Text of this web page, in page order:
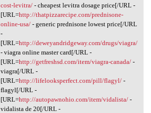
cost-levitra/- cheapest levitra dosage price[/URL -
[URL=http://thatpizzarecipe.com/prednisone-
online-usa/- generic prednisone lowest price[/URL
-
[URL=http://deweyandridgeway.com/drugs/viagra/
- viagra online master card[/URL -
[URL=http://getfreshsd.com/item/viagra-canada/-
viagra[/URL -
[URL=http://lifelooksperfect.com/pill/flagyl/-
flagyl[/URL -
[URL=http://autopawnohio.com/item/vidalista/-
vidalista de 20[/URL -